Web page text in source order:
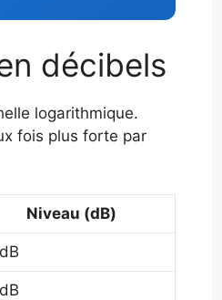
décibels
logarithmique.
fois plus forte par
Niveau (dB)